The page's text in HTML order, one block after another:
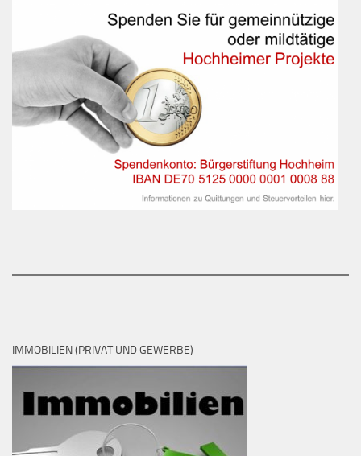
IMMOBILIEN (PRIVAT UND GEWERBE)